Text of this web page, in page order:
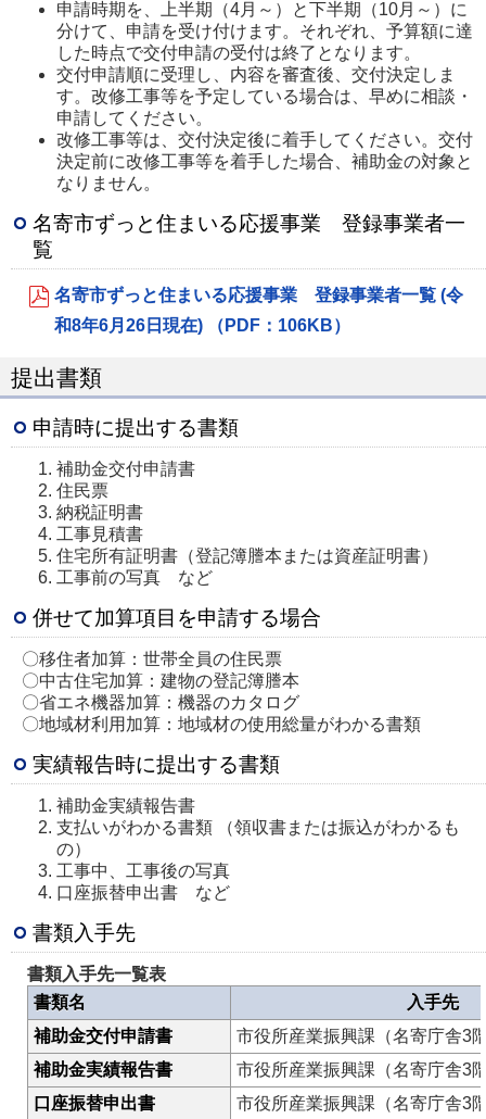
申請時期を、上半期（4月～）と下半期（10月～）に
分けて、申請を受け付けます。それぞれ、予算額に達
した時点で交付申請の受付は終了となります。
交付申請順に受理し、内容を審査後、交付決定しま
す。改修工事等を予定している場合は、早めに相談・
申請してください。
改修工事等は、交付決定後に着手してください。交付
決定前に改修工事等を着手した場合、補助金の対象と
なりません。
名寄市ずっと住まいる応援事業 登録事業者一
覧
名寄市ずっと住まいる応援事業 登録事業者一覧 (令
和8年6月26日現在) （PDF：106KB）
提出書類
申請時に提出する書類
補助金交付申請書
住民票
納税証明書
工事見積書
住宅所有証明書（登記簿謄本または資産証明書）
工事前の写真 など
併せて加算項目を申請する場合
〇移住者加算：世帯全員の住民票
〇中古住宅加算：建物の登記簿謄本
〇省エネ機器加算：機器のカタログ
〇地域材利用加算：地域材の使用総量がわかる書類
実績報告時に提出する書類
補助金実績報告書
支払いがわかる書類 （領収書または振込がわかるも
の）
工事中、工事後の写真
口座振替申出書 など
書類入手先
書類入手先一覧表
書類名
入手先
補助金交付申請書
市役所産業振興課（名寄庁舎3
補助金実績報告書
市役所産業振興課（名寄庁舎3
口座振替申出書
市役所産業振興課（名寄庁舎3